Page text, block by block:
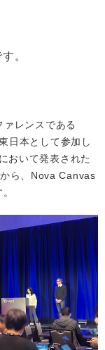
。
レンスである
日本として参加し
おいて発表された
ら、Nova Canvas